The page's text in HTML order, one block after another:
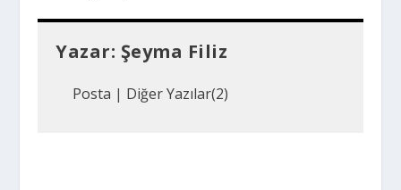
Yazar: Şeyma Filiz
Posta | Diğer Yazılar(2)